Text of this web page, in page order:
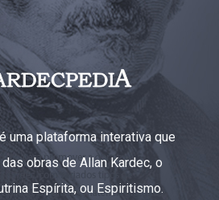
uma plataforma interativa que
obras de Allan Kardec, o
Espírita, ou Espiritismo.